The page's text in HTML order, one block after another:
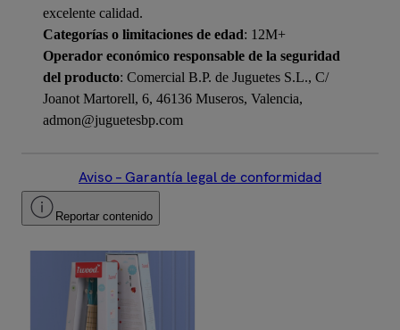
excelente calidad.
Categorías o limitaciones de edad: 12M+
Operador económico responsable de la seguridad
del producto: Comercial B.P. de Juguetes S.L., C/
Joanot Martorell, 6, 46136 Museros, Valencia,
admon@juguetesbp.com
Aviso – Garantía legal de conformidad
Reportar contenido